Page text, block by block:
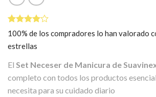
Valorado
4.00
sobre 5
en
1
de cliente
100% de los compradores lo han valorado
estrellas
El Set Neceser de Manicura de
completo con todos los productos
necesita para su cuidado diario